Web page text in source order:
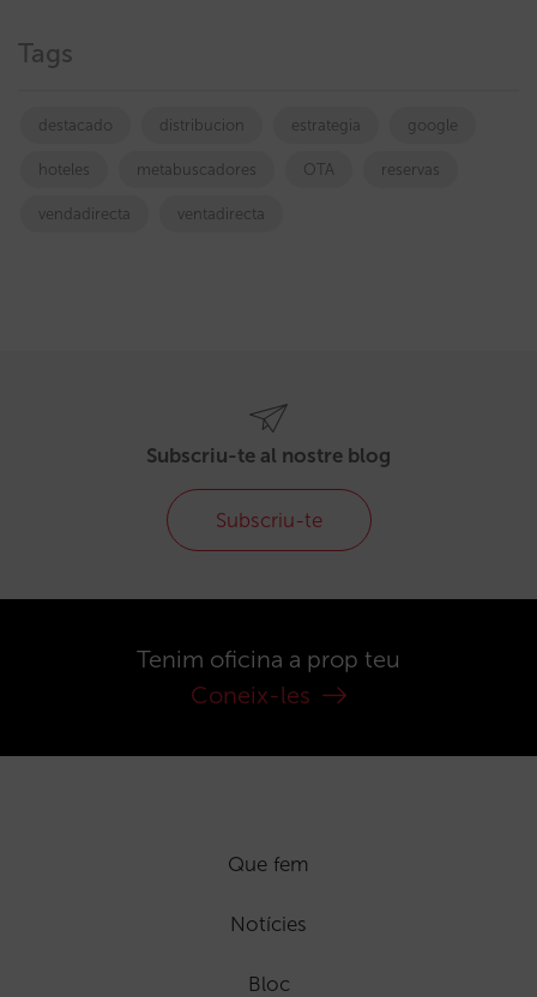
Tags
destacado distribucion estrategia google
hoteles metabuscadores OTA reservas
vendadirecta ventadirecta
Subscriu-te al nostre blog
Subscriu-te
Tenim oficina a prop teu
Coneix-les
Que fem
Notícies
Bloc